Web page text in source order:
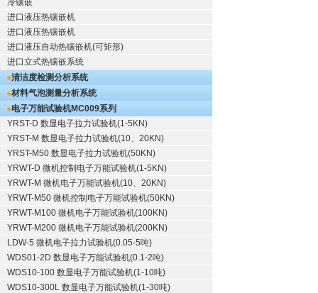
冷镶嵌
进口液压热镶嵌机
进口液压热镶嵌机
进口液压自动热镶嵌机(可矩形)
进口立式热镶嵌系统
清洁度检测分析系统
材料气泡测量分析系统
电子万能试验机MC009系列
YRST-D 数显电子拉力试验机(1-5KN)
YRST-M 数显电子拉力试验机(10、20KN)
YRST-M50 数显电子拉力试验机(50KN)
YRWT-D 微机控制电子万能试验机(1-5KN)
YRWT-M 微机电子万能试验机(10、20KN)
YRWT-M50 微机控制电子万能试验机(50KN)
YRWT-M100 微机电子万能试验机(100KN)
YRWT-M200 微机电子万能试验机(200KN)
LDW-5 微机电子拉力试验机(0.05-5吨)
WDS01-2D 数显电子万能试验机(0.1-2吨)
WDS10-100 数显电子万能试验机(1-10吨)
WDS10-300L 数显电子万能试验机(1-30吨)